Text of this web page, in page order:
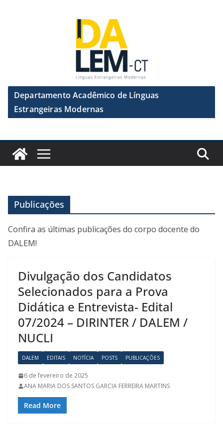
Departamento Acadêmico de Línguas
Estrangeiras Modernas
Publicações
Confira as últimas publicações do corpo docente do
DALEM!
Divulgação dos Candidatos
Selecionados para a Prova
Didática e Entrevista- Edital
07/2024 – DIRINTER / DALEM /
NUCLI
DALEM EDITAIS NOTÍCIA POSTS PUBLICAÇÕES
6 de fevereiro de 2025
ANA MARIA DOS SANTOS GARCIA FERREIRA MARTINS
Read More